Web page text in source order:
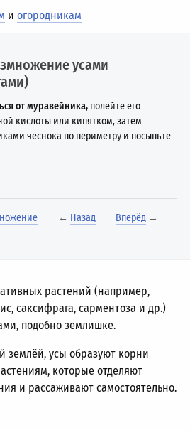
иогородникам
усами
от муравейника, полейте его
кислоты или кипятком, затем
чеснока по периметру и посыпьте
← Назад Вперёд →
растений (например,
саксифрага, сарментоза и др.)
подобно землишке.
землёй, усы образуют корни
которые отделяют
и рассаживают самостоятельно.